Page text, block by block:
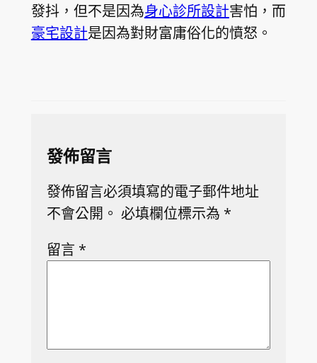
發抖，但不是因為身心診所設計害怕，而
豪宅設計是因為對財富庸俗化的憤怒。
發佈留言
發佈留言必須填寫的電子郵件地址
不會公開。 必填欄位標示為 *
留言 *